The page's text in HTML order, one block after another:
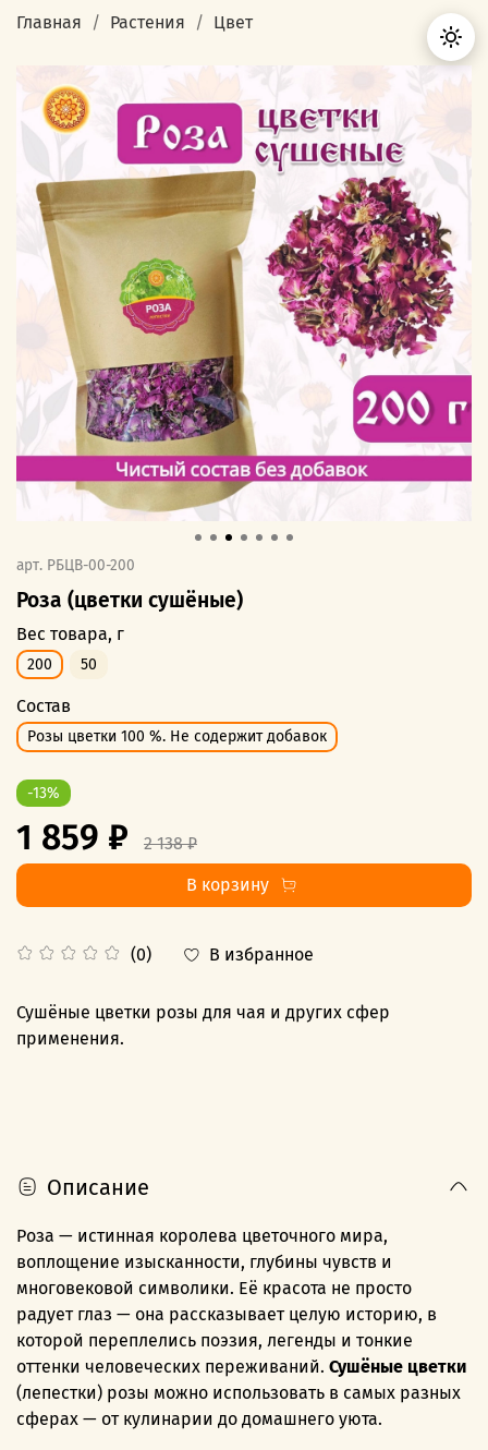
Главная Растения Цвет
арт. РБЦВ-00-200
Роза (цветки сушёные)
(0) В избранное
Вес товара, г
200 50
Состав
Розы цветки 100 %. Не содержит добавок
-13%
1 859 ₽
2 138 ₽
В корзину
Сушёные цветки розы для чая и других сфер
применения.
Описание
Роза — истинная королева цветочного мира,
воплощение изысканности, глубины чувств и
многовековой символики. Её красота не просто
радует глаз — она рассказывает целую историю, в
которой переплелись поэзия, легенды и тонкие
оттенки человеческих переживаний. Сушёные цветки
(лепестки) розы можно использовать в самых разных
сферах — от кулинарии до домашнего уюта.